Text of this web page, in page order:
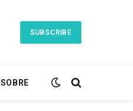
SUBSCRIBE
SOBRE